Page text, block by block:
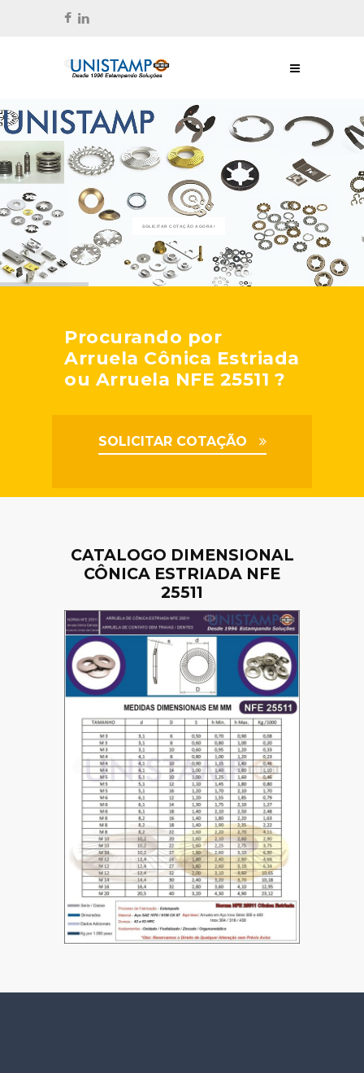
SOLICITAR COTAÇÃO AGORA!
Procurando por
Arruela Cônica Estriada
ou Arruela NFE 25511 ?
SOLICITAR COTAÇÃO
CATALOGO DIMENSIONAL
CÔNICA ESTRIADA NFE
25511